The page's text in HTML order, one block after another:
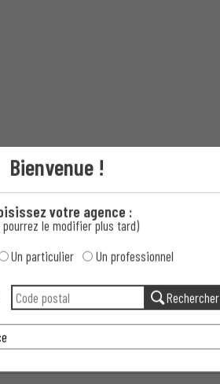
opaque ?
semi-opaques ?
Bienvenue !
votre agence :
pourrez le modifier plus tard)
Un particulier Un professionnel
Rechercher